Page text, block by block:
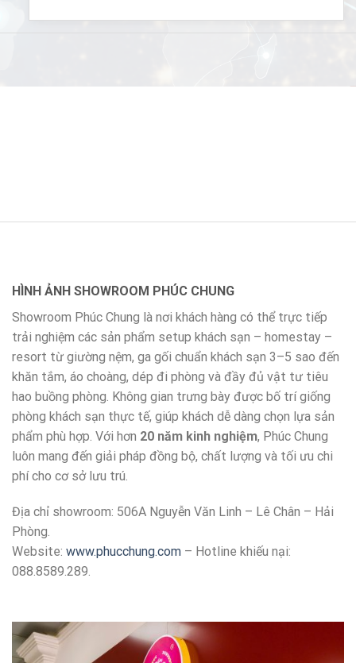
HÌNH ẢNH SHOWROOM PHÚC CHUNG
Showroom Phúc Chung là nơi khách hàng có thể trực tiếp
trải nghiệm các sản phẩm setup khách sạn – homestay –
resort từ giường nệm, ga gối chuẩn khách sạn 3–5 sao đến
khăn tắm, áo choàng, dép đi phòng và đầy đủ vật tư tiêu
hao buồng phòng. Không gian trưng bày được bố trí giống
phòng khách sạn thực tế, giúp khách dễ dàng chọn lựa sản
phẩm phù hợp. Với hơn 20 năm kinh nghiệm, Phúc Chung
luôn mang đến giải pháp đồng bộ, chất lượng và tối ưu chi
phí cho cơ sở lưu trú.
Địa chỉ showroom: 506A Nguyễn Văn Linh – Lê Chân – Hải
Phòng.
Website: www.phucchung.com – Hotline khiếu nại:
088.8589.289.